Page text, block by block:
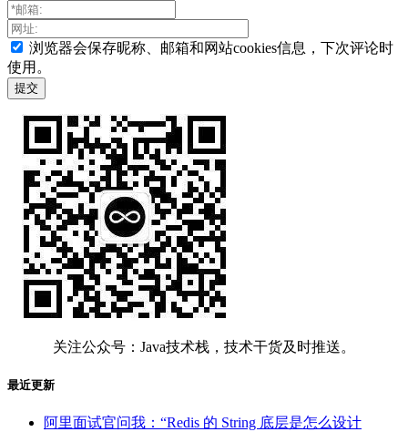
浏览器会保存昵称、邮箱和网站cookies信息，下次评论时
使用。
关注公众号：Java技术栈，技术干货及时推送。
最近更新
阿里面试官问我：“Redis 的 String 底层是怎么设计